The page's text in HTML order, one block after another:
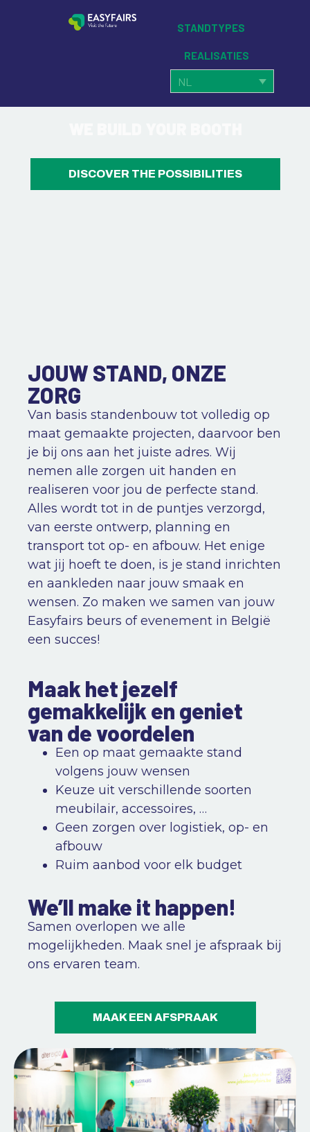
STANDTYPES
REALISATIES
NL
DISCOVER THE POSSIBILITIES
JOUW STAND, ONZE
ZORG
Van basis standenbouw tot volledig op
maat gemaakte projecten, daarvoor ben
je bij ons aan het juiste adres. Wij
nemen alle zorgen uit handen en
realiseren voor jou de perfecte stand.
Alles wordt tot in de puntjes verzorgd,
van eerste ontwerp, planning en
transport tot op- en afbouw. Het enige
wat jij hoeft te doen, is je stand inrichten
en aankleden naar jouw smaak en
wensen. Zo maken we samen van jouw
Easyfairs beurs of evenement in België
een succes!
Maak het jezelf
gemakkelijk en geniet
van de voordelen
Een op maat gemaakte stand
volgens jouw wensen
Keuze uit verschillende soorten
meubilair, accessoires, …
Geen zorgen over logistiek, op- en
afbouw
Ruim aanbod voor elk budget
We’ll make it happen!
Samen overlopen we alle
mogelijkheden. Maak snel je afspraak bij
ons ervaren team.
MAAK EEN AFSPRAAK